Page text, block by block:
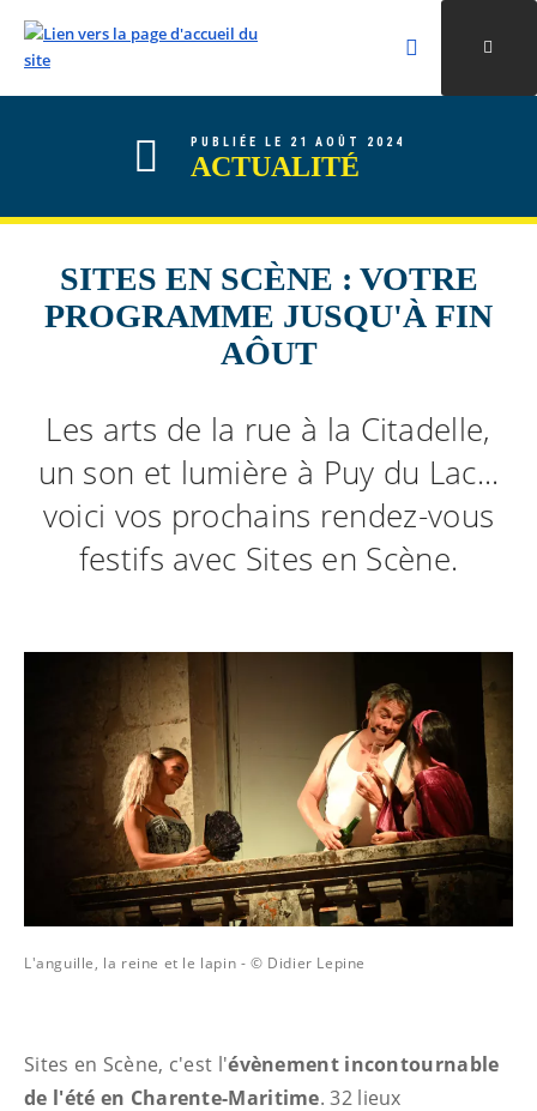
ALLER AU CONTENU
ALLER AU MENU
ALLER À LA RECHERCHE
Rechercher
Valider la
PUBLIÉE LE 21 AOÛT 2024
ACTUALITÉ
SITES EN SCÈNE : VOTRE
PROGRAMME JUSQU'À FIN
AÔUT
Les arts de la rue à la Citadelle,
un son et lumière à Puy du Lac...
voici vos prochains rendez-vous
festifs avec Sites en Scène.
L'anguille, la reine et le lapin - © Didier Lepine
Sites en Scène, c'est l'évènement incontournable
de l'été en Charente-Maritime. 32 lieux